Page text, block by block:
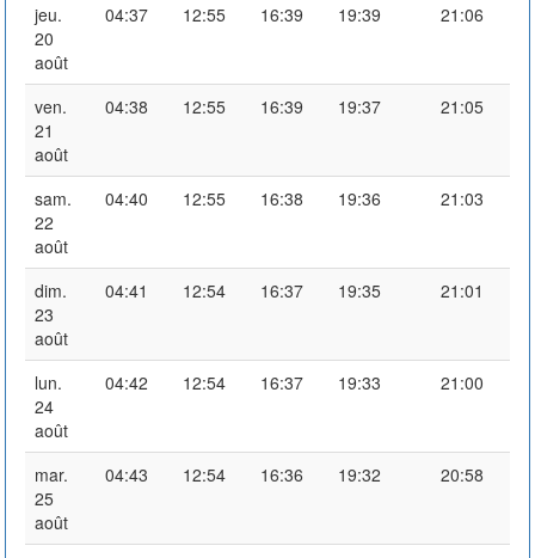
jeu.
20
août
04:37 12:55 16:39 19:39 21:06
ven.
21
août
04:38 12:55 16:39 19:37 21:05
sam.
22
août
04:40 12:55 16:38 19:36 21:03
dim.
23
août
04:41 12:54 16:37 19:35 21:01
lun.
24
août
04:42 12:54 16:37 19:33 21:00
mar.
25
août
04:43 12:54 16:36 19:32 20:58